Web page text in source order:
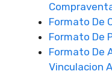
Formato De
Formato De
Formato De
Vinculacion